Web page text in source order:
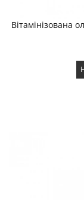
Вітамінізована